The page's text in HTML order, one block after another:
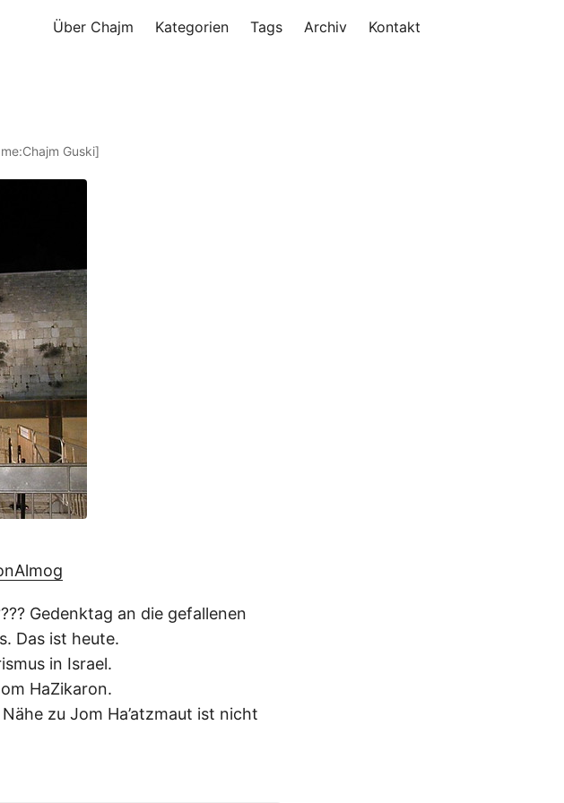
Über Chajm Kategorien Tags Archiv Kontakt
Guski]
Gedenktag an die gefallenen
Das ist heute.
in Israel.
HaZikaron.
zu Jom Ha’atzmaut ist nicht